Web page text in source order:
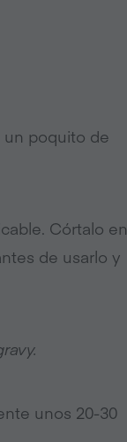
un poquito de
Córtalo en
de usarlo y
unos 20-30